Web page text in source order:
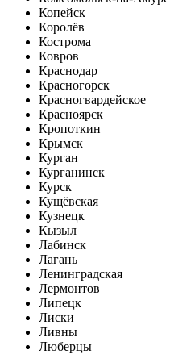
Копейск
Королёв
Кострома
Ковров
Краснодар
Красногорск
Красногвардейское
Красноярск
Кропоткин
Крымск
Курган
Курганинск
Курск
Кущёвская
Кузнецк
Кызыл
Лабинск
Лагань
Ленинградская
Лермонтов
Липецк
Лиски
Ливны
Люберцы